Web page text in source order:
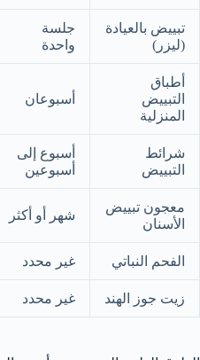
تبييض بالعيادة
(ليزر)
جلسة
واحدة
أطباق
التبييض
المنزلية
أسبوعان
شرائط
التبييض
أسبوع إلى
أسبوعين
معجون تبييض
الأسنان
شهر أو أكثر
الفحم النباتي غير محدد
زيت جوز الهند غير محدد